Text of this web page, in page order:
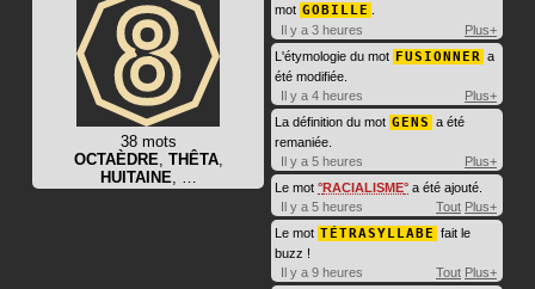
38 mots
OCTAÈDRE, THÊTA,
HUITAINE, …
mot GOBILLE
Il y a 3 heures
Plus+
L'étymologie du mot FUSIONNER a
été modifiée.
Il y a 4 heures
Plus+
La définition du mot GENS a été
remaniée.
Il y a 5 heures
Plus+
Le mot RACIALISME a été ajouté.
Il y a 5 heures
Tout Plus+
Le mot TÉTRASYLLABE fait le
buzz !
Il y a 9 heures
Tout Plus+